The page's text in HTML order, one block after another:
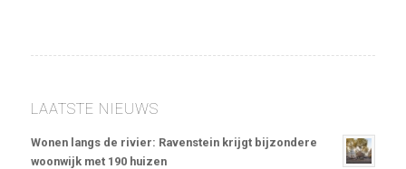
LAATSTE NIEUWS
Wonen langs de rivier: Ravenstein krijgt bijzondere
woonwijk met 190 huizen